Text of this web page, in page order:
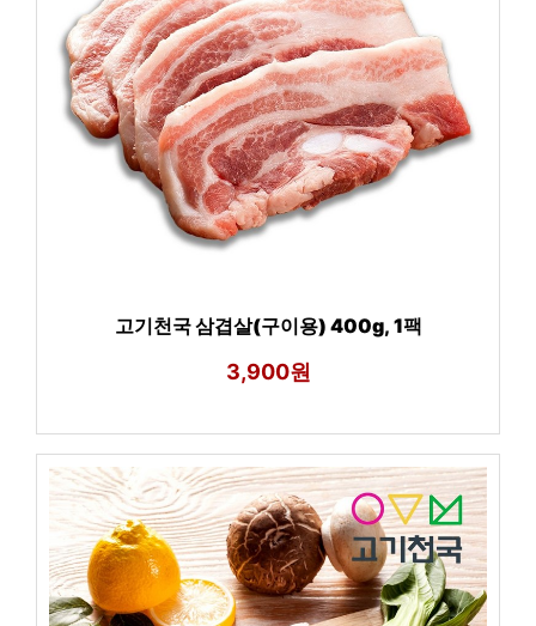
고기천국 삼겹살(구이용) 400g, 1팩
3,900원